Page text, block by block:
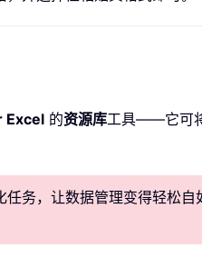
Excel 的资源库工具——它可
务，让数据管理变得轻松自